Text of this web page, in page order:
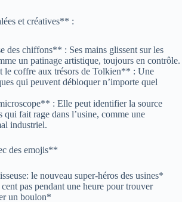
et créatives** :
des chiffons** : Ses mains glissent sur les
un patinage artistique, toujours en contrôle.
le coffre aux trésors de Tolkien** : Une
qui peuvent débloquer n’importe quel
: Elle peut identifier la source
qui fait rage dans l’usine, comme une
industriel.
des emojis**
le nouveau super-héros des usines*
pas pendant une heure pour trouver
un boulon*